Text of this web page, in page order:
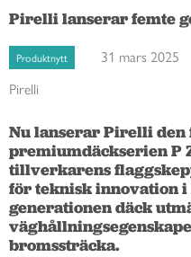
Pirelli lanserar femte
Produktnytt 31 mars 2025
Pirelli
Nu lanserar Pirelli den
premiumdäckserien P
tillverkarens
för teknisk innovation i
generationen däck
bromssträcka.